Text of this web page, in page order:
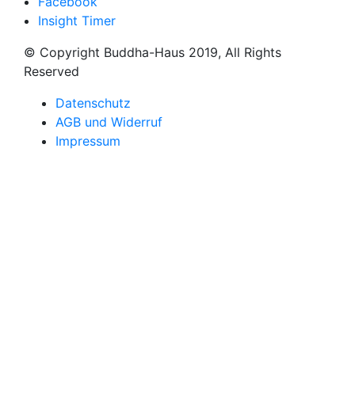
Insight Timer
© Copyright Buddha-Haus 2019, All Rights
Reserved
Datenschutz
AGB und Widerruf
Impressum